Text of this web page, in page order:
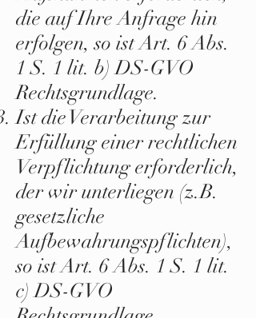
die auf Ihre Anfrage hin
erfolgen, so ist Art. 6 Abs.
1 S. 1 lit. b) DS-GVO
Rechtsgrundlage.
Ist die Verarbeitung zur
Erfüllung einer rechtlichen
Verpflichtung erforderlich,
der wir unterliegen (z.B.
gesetzliche
Aufbewahrungspflichten),
so ist Art. 6 Abs. 1 S. 1 lit.
c) DS-GVO